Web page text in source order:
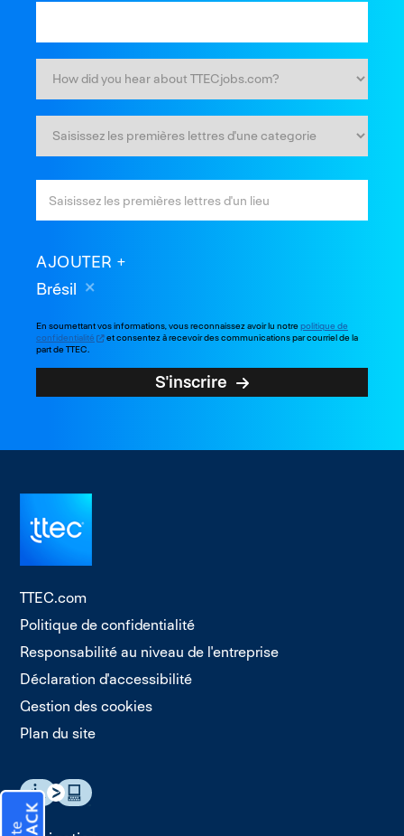
AJOUTER
Brésil
En soumettant vos informations, vous reconnaissez avoir lu notrepolitique de
confidentialité
et consentez à recevoir des communications par courriel de la
part de TTEC.
S'inscrire
TTEC.com
Politique de confidentialité
Responsabilité au niveau de l'entreprise
Déclaration d'accessibilité
Gestion des cookies
Plan du site